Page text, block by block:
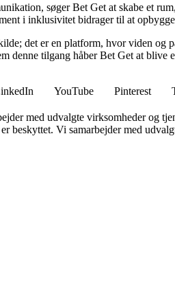
søger Bet Get at skabe et
i inklusivitet bidrager til at
det er en platform, hvor viden og
denne tilgang håber Bet Get at blive
YouTube Pinterest
med udvalgte virksomheder og
beskyttet. Vi samarbejder med